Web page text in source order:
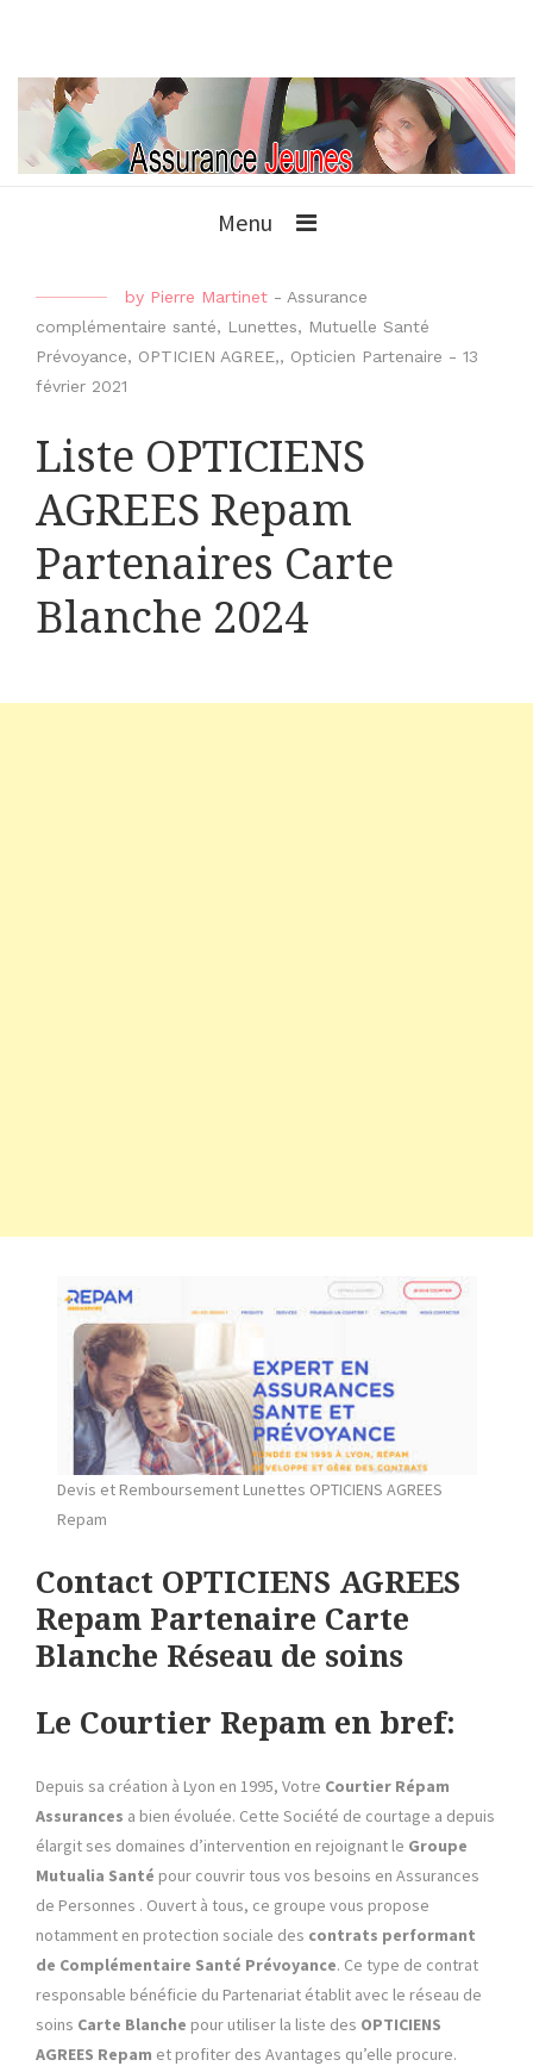
Menu
by Pierre Martinet - Assurance
complémentaire santé, Lunettes, Mutuelle Santé
Prévoyance, OPTICIEN AGREE,, Opticien Partenaire - 13
février 2021
Liste OPTICIENS
AGREES Repam
Partenaires Carte
Blanche 2024
Devis et Remboursement Lunettes OPTICIENS AGREES
Repam
Contact OPTICIENS AGREES
Repam Partenaire Carte
Blanche Réseau de soins
Le Courtier Repam en bref:
Depuis sa création à Lyon en 1995, Votre Courtier Répam
Assurances a bien évoluée. Cette Société de courtage a depuis
élargit ses domaines d’intervention en rejoignant le Groupe
Mutualia Santé pour couvrir tous vos besoins en Assurances
de Personnes . Ouvert à tous, ce groupe vous propose
notamment en protection sociale des contrats performant
de Complémentaire Santé Prévoyance. Ce type de contrat
responsable bénéficie du Partenariat établit avec le réseau de
soins Carte Blanche pour utiliser la liste des OPTICIENS
AGREES Repam et profiter des Avantages qu’elle procure.